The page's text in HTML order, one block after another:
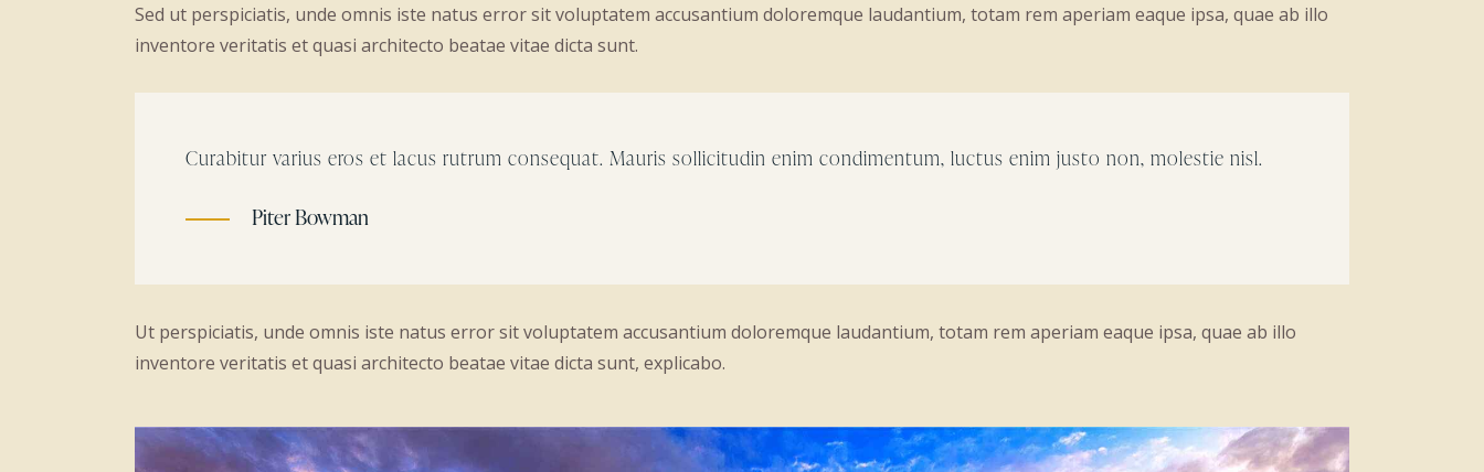
Sed ut perspiciatis, unde omnis iste natus error sit voluptatem accusantium doloremque laudantium, totam rem aperiam eaque ipsa, quae ab illo
inventore veritatis et quasi architecto beatae vitae dicta sunt.
Curabitur varius eros et lacus rutrum consequat. Mauris sollicitudin enim condimentum, luctus enim justo non, molestie nisl.
Piter Bowman
Ut perspiciatis, unde omnis iste natus error sit voluptatem accusantium doloremque laudantium, totam rem aperiam eaque ipsa, quae ab illo
inventore veritatis et quasi architecto beatae vitae dicta sunt, explicabo.